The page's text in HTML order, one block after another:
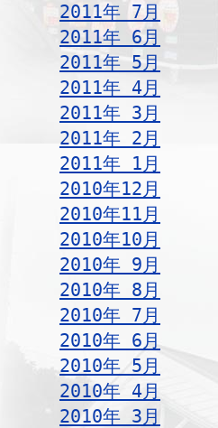
2011年 7月
2011年 6月
2011年 5月
2011年 4月
2011年 3月
2011年 2月
2011年 1月
2010年12月
2010年11月
2010年10月
2010年 9月
2010年 8月
2010年 7月
2010年 6月
2010年 5月
2010年 4月
2010年 3月